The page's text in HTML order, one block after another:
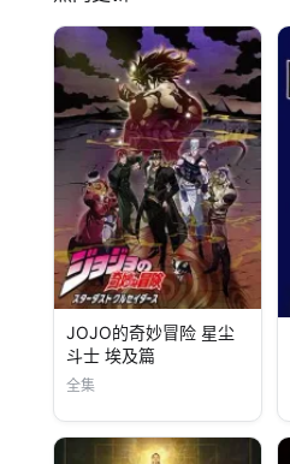
JOJO的奇妙冒险 星尘
斗士 埃及篇
全集